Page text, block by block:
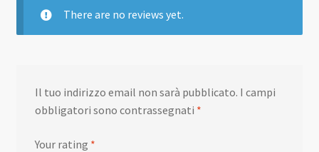
There are no reviews yet.
Il tuo indirizzo email non sarà pubblicato. I campi
obbligatori sono contrassegnati *
Your rating *